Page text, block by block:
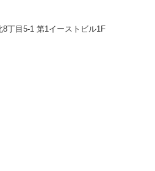
丁目5-1 第1イーストビル1F